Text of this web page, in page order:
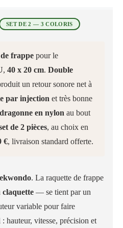
SET DE 2 — 3 COLORIS
frappepour le
, 40 x 20 cm. Double
un retour sonore net à
par injectionet très bonne
dragonne en nylonau bout
de 2 pièces, au choix en
€, livraison standard offerte.
. La raquette de frappe
claquette — se tient par un
variable pour faire
: hauteur, vitesse, précision et